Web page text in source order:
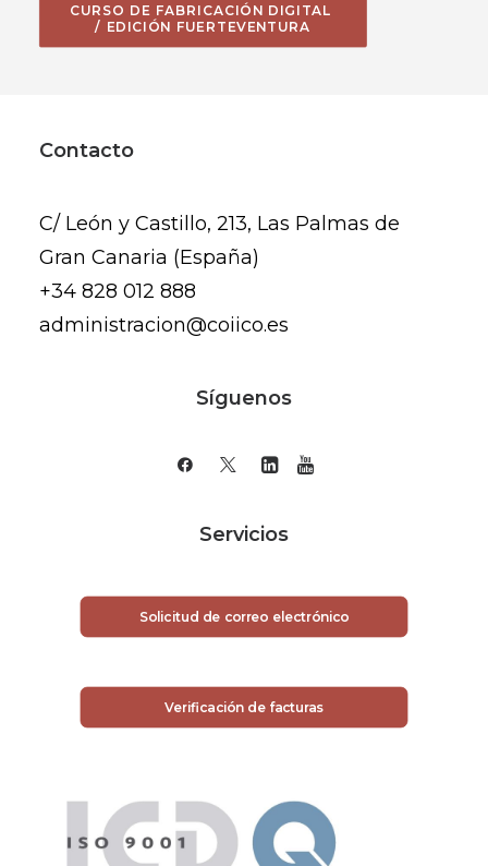
CURSO DE FABRICACIÓN DIGITAL
/ EDICIÓN FUERTEVENTURA
Contacto
C/ León y Castillo, 213, Las Palmas de
Gran Canaria (España)
+34 828 012 888
administracion@coiico.es
Síguenos
Servicios
Solicitud de correo electrónico
Verificación de facturas